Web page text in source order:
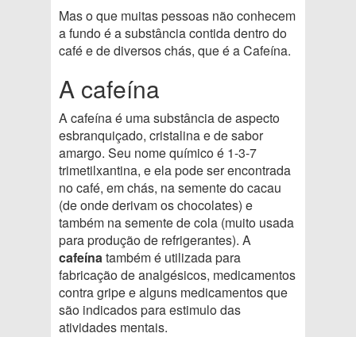
Mas o que muitas pessoas não conhecem
a fundo é a substância contida dentro do
café e de diversos chás, que é a Cafeína.
A cafeína
A cafeína é uma substância de aspecto
esbranquiçado, cristalina e de sabor
amargo. Seu nome químico é 1-3-7
trimetilxantina, e ela pode ser encontrada
no café, em chás, na semente do cacau
(de onde derivam os chocolates) e
também na semente de cola (muito usada
para produção de refrigerantes). A
cafeínatambém é utilizada para
fabricação de analgésicos, medicamentos
contra gripe e alguns medicamentos que
são indicados para estimulo das
atividades mentais.